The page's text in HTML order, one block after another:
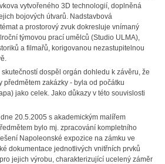
vytvořeného 3D technologií, doplněná
bojových útvarů. Nadstavbová
a prostorový zvuk dokresluje vnímaný
týmovou prací umělců (Studio ULMA),
a filmařů, korigovanou nezastupitelnou
dospěl orgán dohledu k závěru, že
předmětem zakázky - byla od počátku
jako celek. Jako důkazy v této souvislosti
20.5.2005 s akademickým malířem
bylo mj. zpracování kompletního
Napoleonské expozice na zámku ve
dokumentace jednotlivých vnitřních prvků
jejich výrobu, charakterizující ucelený záměr